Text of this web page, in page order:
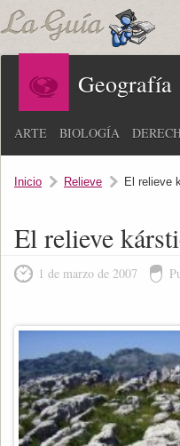
Geografía
ARTE BIOLOGÍA
Inicio Relieve El relieve
El relieve
1 de marzo de 2007